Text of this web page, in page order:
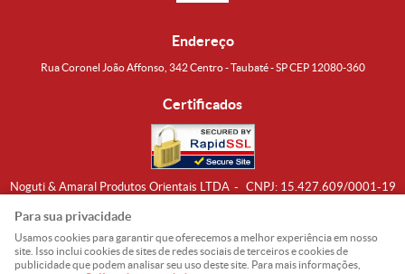
Endereço
Rua Coronel João Affonso, 342 Centro - Taubaté - SP CEP 12080-360
Certificados
Noguti & Amaral Produtos Orientais LTDA CNPJ: 15.427.609/0001-19
Para sua privacidade
Usamos cookies para garantir que oferecemos a melhor experiência em nosso
site. Isso inclui cookies de sites de redes sociais de terceiros e cookies de
publicidade que podem analisar seu uso deste site. Para mais informações,